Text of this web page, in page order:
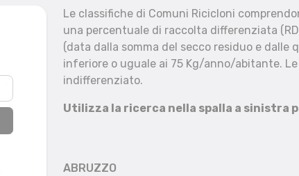
Reset filtri
Le classifiche di Comuni Ricicloni
una percentuale di raccolta differenziata
(data dalla somma del secco residuo e
inferiore o uguale ai 75 Kg/anno/abitante.
indifferenziato.
Utilizza la ricerca nella spalla a sinistra
ABRUZZO